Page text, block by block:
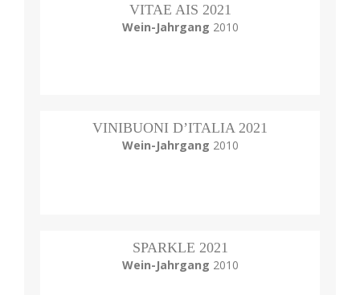
VITAE AIS 2021
Wein-Jahrgang 2010
VINIBUONI D’ITALIA 2021
Wein-Jahrgang 2010
SPARKLE 2021
Wein-Jahrgang 2010